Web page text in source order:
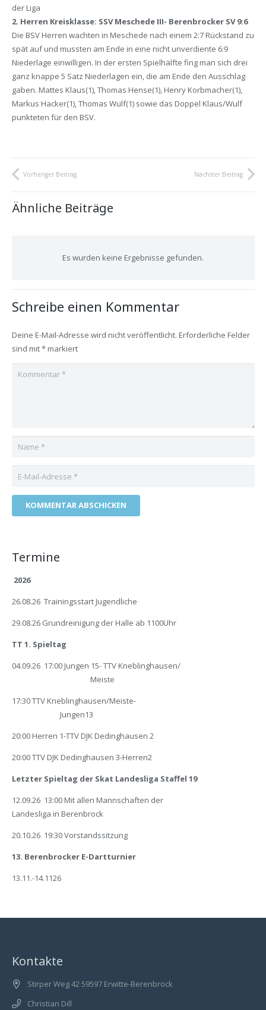
der Liga
2. Herren Kreisklasse: SSV Meschede III- Berenbrocker SV 9:6
Die BSV Herren wachten in Meschede nach einem 2:7 Rückstand zu
spät auf und mussten am Ende in eine nicht unverdiente 6:9
Niederlage einwilligen. In der ersten Spielhälfte fing man sich drei
ganz knappe 5 Satz Niederlagen ein, die am Ende den Ausschlag
gaben. Mattes Klaus(1), Thomas Hense(1), Henry Korbmacher(1),
Markus Hacker(1), Thomas Wulf(1) sowie das Doppel Klaus/Wulf
punkteten für den BSV.
Vorheriger Beitrag Nächster Beitrag
Ähnliche Beiträge
Es wurden keine Ergebnisse gefunden.
Schreibe einen Kommentar
Deine E-Mail-Adresse wird nicht veröffentlicht. Erforderliche Felder
sind mit*markiert
KOMMENTAR ABSCHICKEN
Termine
2026
26.08.26 Trainingsstart Jugendliche
29.08.26 Grundreinigung der Halle ab 1100Uhr
TT 1. Spieltag
04.09.26 17:00 Jungen 15- TTV Kneblinghausen/
Meiste
17:30 TTV Kneblinghausen/Meiste-
Jungen13
20:00 Herren 1-TTV DJK Dedinghausen 2
20:00 TTV DJK Dedinghausen 3-Herren2
Letzter Spieltag der Skat Landesliga Staffel 19
12.09.26 13:00 Mit allen Mannschaften der
Landesliga in Berenbrock
20.10.26 19:30 Vorstandssitzung
13. Berenbrocker E-Dartturnier
13.11.-14.1126
Kontakte
Stirper Weg 42 59597 Erwitte-Berenbrock
Christian Dill